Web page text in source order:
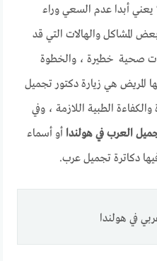
أبدا عدم السعي وراء
المشاكل والهالات التي قد
صحية خطيرة ، والخطوة
المريض هي زيارة دكتور تجميل
الطبية اللازمة ، وفي
العرب في هولندا أو أسماء
دكاترة تجميل عرب.
في هولندا